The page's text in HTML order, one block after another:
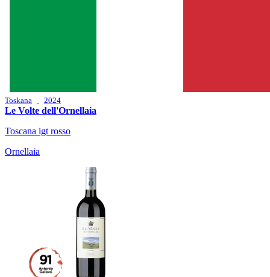
Toskana 2024
Le Volte dell'Ornellaia
Toscana igt rosso
Ornellaia